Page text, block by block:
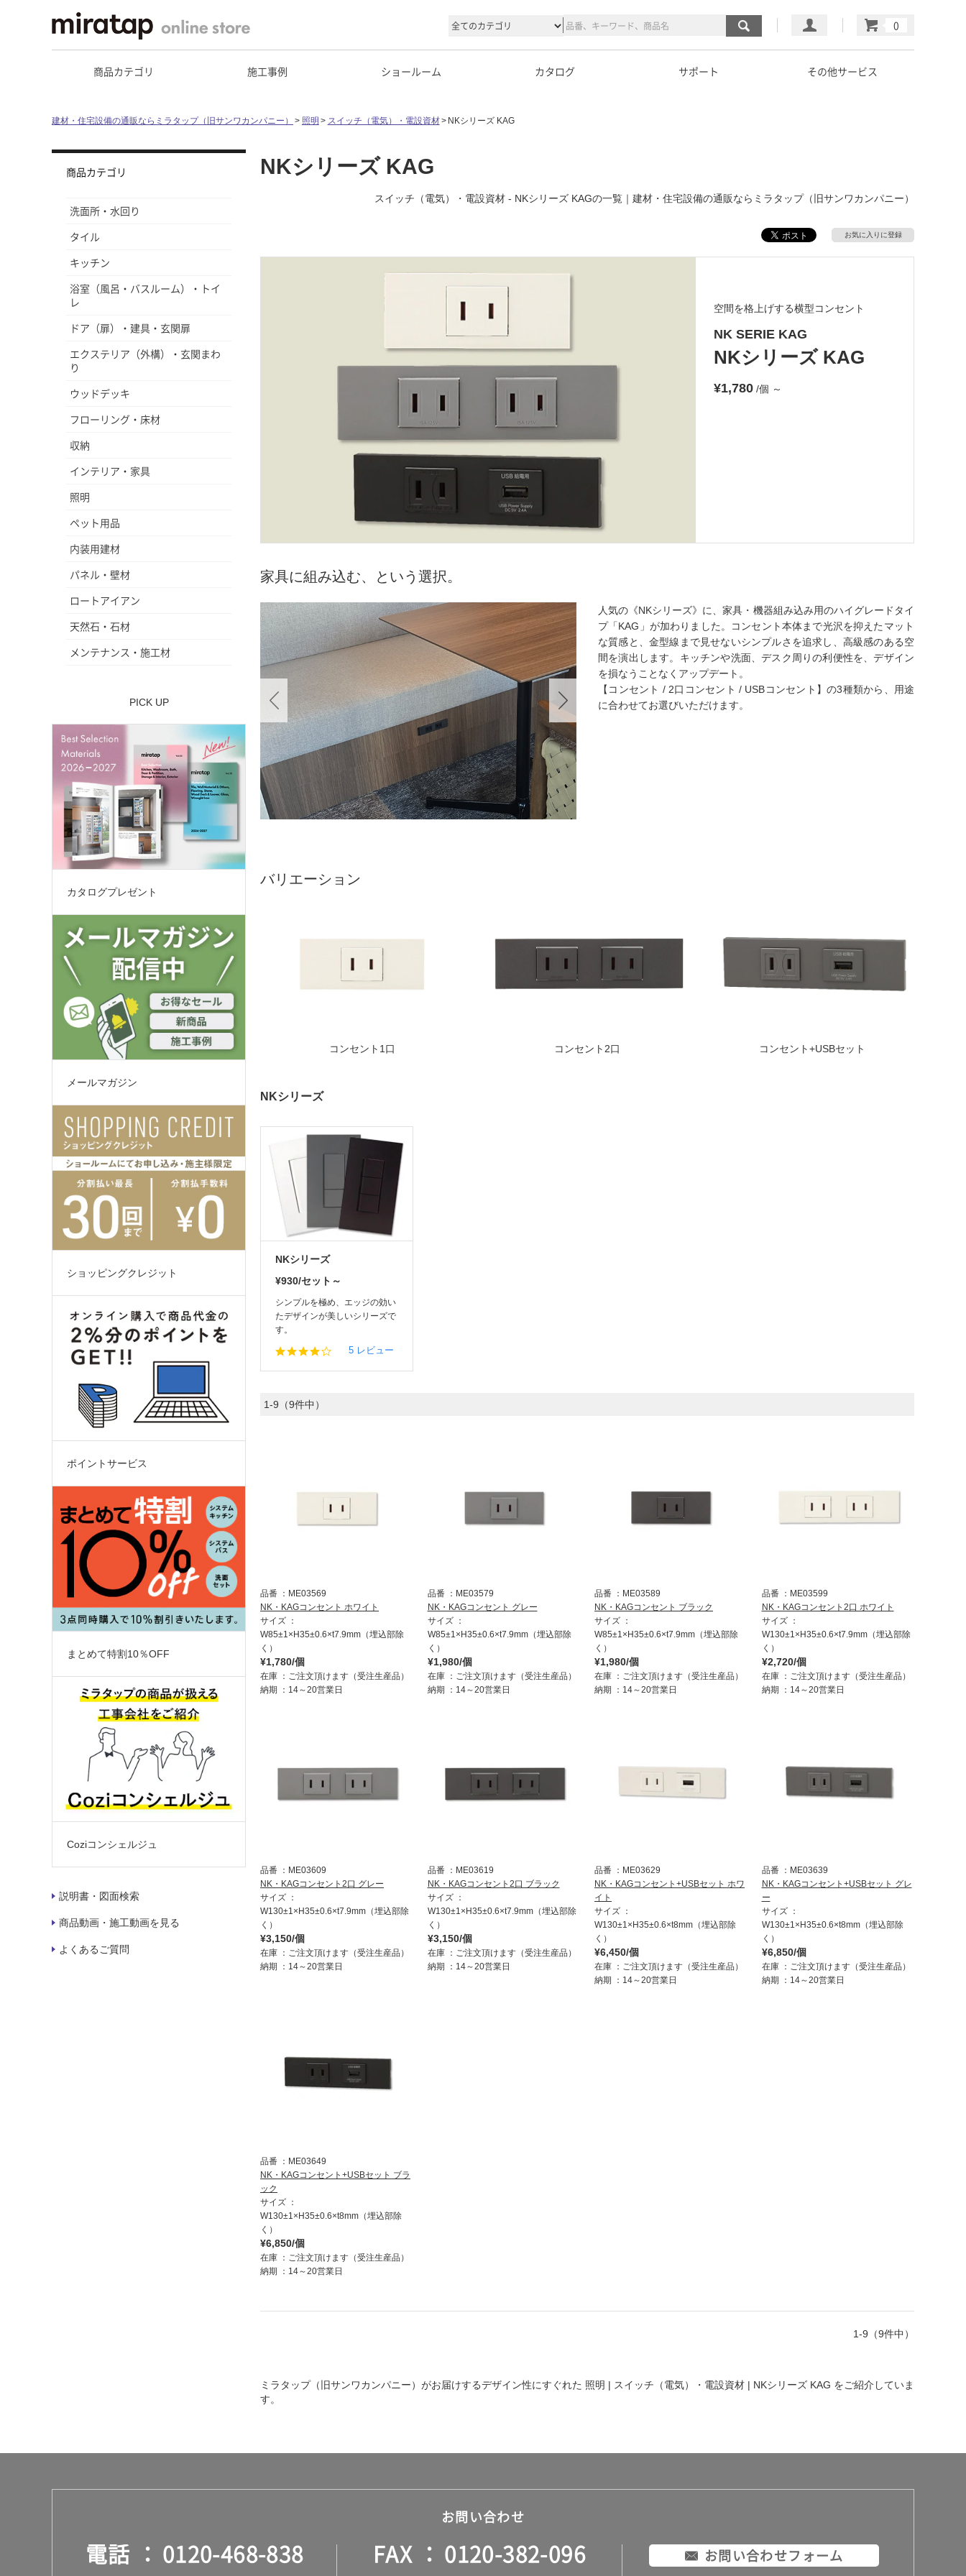
マイページ
カート
商品カテゴリ 施工事例 ショールーム カタログ サポート その他サービス
建材・住宅設備の通販ならミラタップ（旧サンワカンパニー） 照明 スイッチ（電気）・電設資材 NKシリーズ KAG
NKシリーズ KAG
スイッチ（電気）・電設資材 - NKシリーズ KAGの一覧｜建材・住宅設備の通販ならミラタップ（旧サンワカンパニー）
お気に入りに登録
空間を格上げする横型コンセント
NK SERIE KAG
NKシリーズ KAG
¥1,780 /個 ～
家具に組み込む、という選択。
人気の《NKシリーズ》に、家具・機器組み込み用のハイグレードタイ
プ「KAG」が加わりました。コンセント本体まで光沢を抑えたマット
な質感と、金型線まで見せないシンプルさを追求し、高級感のある空
間を演出します。キッチンや洗面、デスク周りの利便性を、デザイン
を損なうことなくアップデート。
【コンセント / 2口コンセント / USBコンセント】の3種類から、用途
に合わせてお選びいただけます。
バリエーション
コンセント1口 コンセント2口 コンセント+USBセット
NKシリーズ
NKシリーズ
¥930/セット～
シンプルを極め、エッジの効い
たデザインが美しいシリーズで
す。
4.
s
5 レビュー
1-9（9件中）
品番
ME03569
NK・KAGコンセント ホワイト
サイズ
W85±1×H35±0.6×t7.9mm（埋込部除
く）
¥1,780/個
在庫
ご注文頂けます（受注生産品）
納期
14～20営業日
品番
ME03579
NK・KAGコンセント グレー
サイズ
W85±1×H35±0.6×t7.9mm（埋込部除
く）
¥1,980/個
在庫
ご注文頂けます（受注生産品）
納期
14～20営業日
品番
ME03589
NK・KAGコンセント ブラック
サイズ
W85±1×H35±0.6×t7.9mm（埋込部除
く）
¥1,980/個
在庫
ご注文頂けます（受注生産品）
納期
14～20営業日
品番
ME03599
NK・KAGコンセント2口 ホワイト
サイズ
W130±1×H35±0.6×t7.9mm（埋込部除
く）
¥2,720/個
在庫
ご注文頂けます（受注生産品）
納期
14～20営業日
品番
ME03609
NK・KAGコンセント2口 グレー
サイズ
W130±1×H35±0.6×t7.9mm（埋込部除
く）
¥3,150/個
在庫
ご注文頂けます（受注生産品）
納期
14～20営業日
品番
ME03619
NK・KAGコンセント2口 ブラック
サイズ
W130±1×H35±0.6×t7.9mm（埋込部除
く）
¥3,150/個
在庫
ご注文頂けます（受注生産品）
納期
14～20営業日
品番
ME03629
NK・KAGコンセント+USBセット ホワ
イト
サイズ
W130±1×H35±0.6×t8mm（埋込部除
く）
¥6,450/個
在庫
ご注文頂けます（受注生産品）
納期
14～20営業日
品番
ME03639
NK・KAGコンセント+USBセット グレ
ー
サイズ
W130±1×H35±0.6×t8mm（埋込部除
く）
¥6,850/個
在庫
ご注文頂けます（受注生産品）
納期
14～20営業日
品番
ME03649
NK・KAGコンセント+USBセット ブラ
ック
サイズ
W130±1×H35±0.6×t8mm（埋込部除
く）
¥6,850/個
在庫
ご注文頂けます（受注生産品）
納期
14～20営業日
1-9（9件中）
ミラタップ（旧サンワカンパニー）がお届けするデザイン性にすぐれた 照明 | スイッチ（電気）・電設資材 | NKシリーズ KAG をご紹介していま
す。
商品カテゴリ
洗面所・水回り
タイル
キッチン
浴室（風呂・バスルーム）・トイ
レ
ドア（扉）・建具・玄関扉
エクステリア（外構）・玄関まわ
り
ウッドデッキ
フローリング・床材
収納
インテリア・家具
照明
ペット用品
内装用建材
パネル・壁材
ロートアイアン
天然石・石材
メンテナンス・施工材
PICK UP
カタログプレゼント
メールマガジン
ショッピングクレジット
ポイントサービス
まとめて特割10％OFF
Coziコンシェルジュ
説明書・図面検索
商品動画・施工動画を見る
よくあるご質問
お問い合わせ
電話 0120-468-838 FAX 0120-382-096 お問い合わせフォーム